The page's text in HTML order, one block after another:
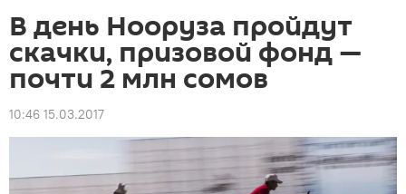
В день Нооруза пройдут
скачки, призовой фонд —
почти 2 млн сомов
10:46 15.03.2017